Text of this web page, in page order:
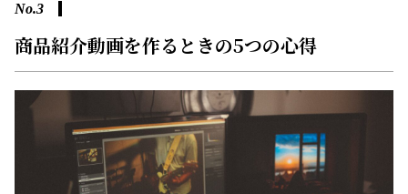
No.3
商品紹介動画を作るときの5つの心得